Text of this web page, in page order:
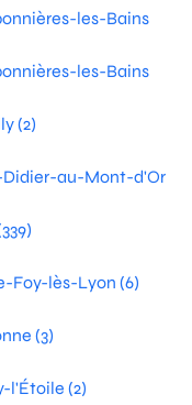
les-Bains
les-Bains
(2)
au-Mont-d'Or
Foy-lès-Lyon (6)
(3)
l'Étoile (2)